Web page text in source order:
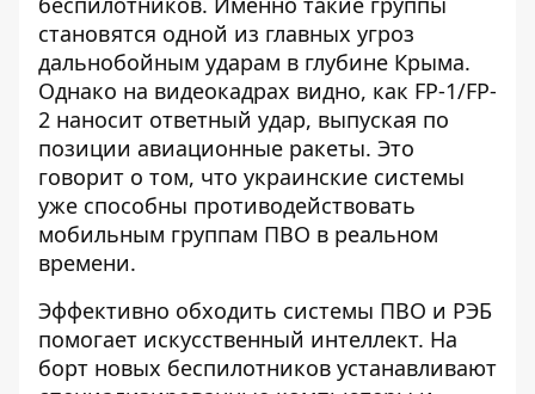
становятся одной из главных угроз
дальнобойным ударам в глубине Крыма.
Однако на видеокадрах видно, как FP-1/FP-
2 наносит ответный удар, выпуская по
позиции авиационные ракеты. Это
говорит о том, что украинские системы
уже способны противодействовать
мобильным группам ПВО в реальном
времени.
Эффективно обходить системы ПВО и РЭБ
помогает искусственный интеллект. На
борт новых беспилотников устанавливают